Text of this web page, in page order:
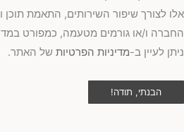
לצורך שיפור השירותים, התאמת תוכן
ו/או גורמים מטעמה, כמפורט
לעיין ב-מדיניות הפרטיותשל האתר.
הבנתי, תודה!